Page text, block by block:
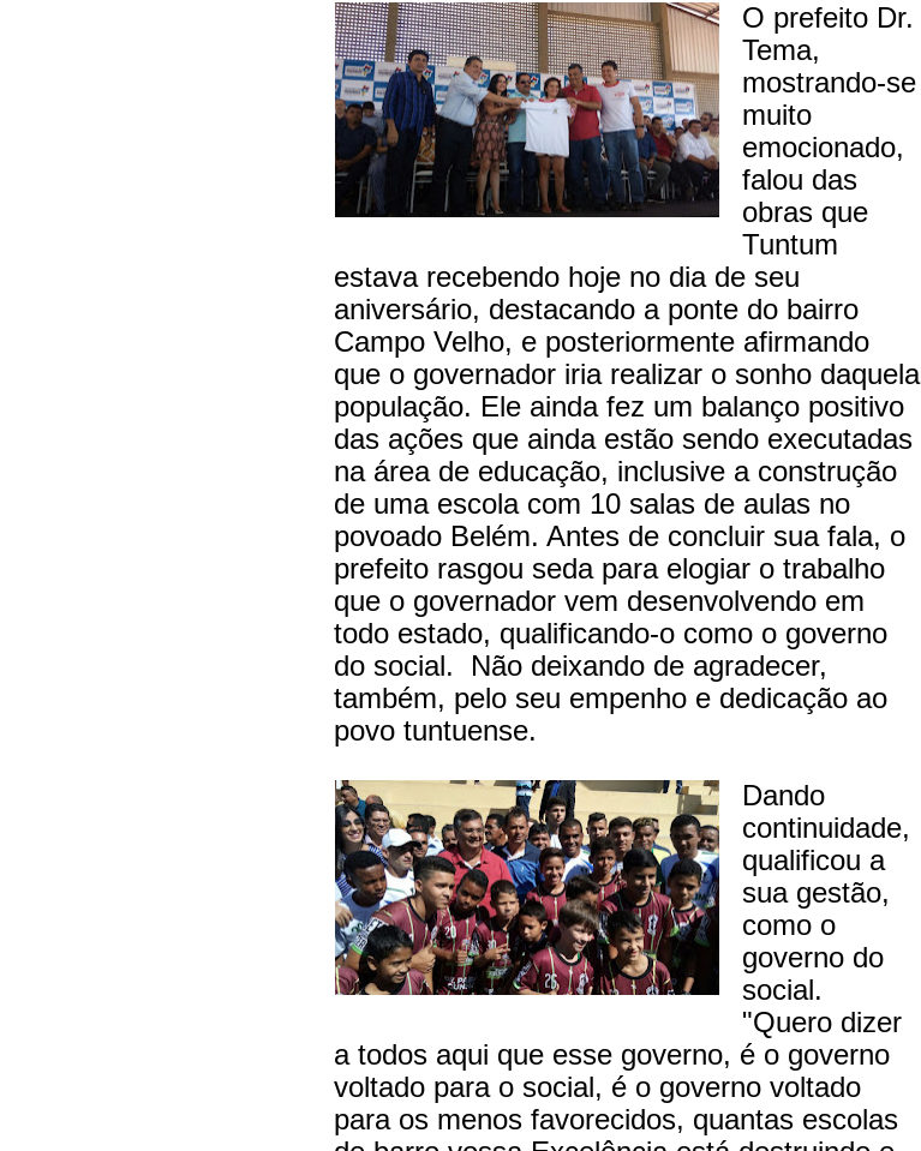
O prefeito Dr.
Tema,
mostrando-se
muito
emocionado,
falou das
obras que
Tuntum
estava recebendo hoje no dia de seu
aniversário, destacando a ponte do bairro
Campo Velho, e posteriormente afirmando
que o governador iria realizar o sonho daquela
população. Ele ainda fez um balanço positivo
das ações que ainda estão sendo executadas
na área de educação, inclusive a construção
de uma escola com 10 salas de aulas no
povoado Belém. Antes de concluir sua fala, o
prefeito rasgou seda para elogiar o trabalho
que o governador vem desenvolvendo em
todo estado, qualificando-o como o governo
do social. Não deixando de agradecer,
também, pelo seu empenho e dedicação ao
povo tuntuense.
Dando
continuidade,
qualificou a
sua gestão,
como o
governo do
social.
"Quero dizer
a todos aqui que esse governo, é o governo
voltado para o social, é o governo voltado
para os menos favorecidos, quantas escolas